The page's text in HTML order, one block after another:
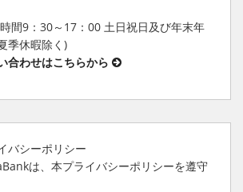
間9：30～17：00 土日祝日及び年末年
季休暇除く)
合わせはこちらから
バシーポリシー
は、本プライバシーポリシーを遵守